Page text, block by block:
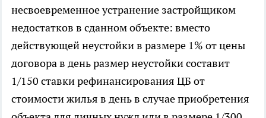
несвоевременное устранение застройщиком
недостатков в сданном объекте: вместо
действующей неустойки в размере 1% от цены
договора в день размер неустойки составит
1/150 ставки рефинансирования ЦБ от
стоимости жилья в день в случае приобретения